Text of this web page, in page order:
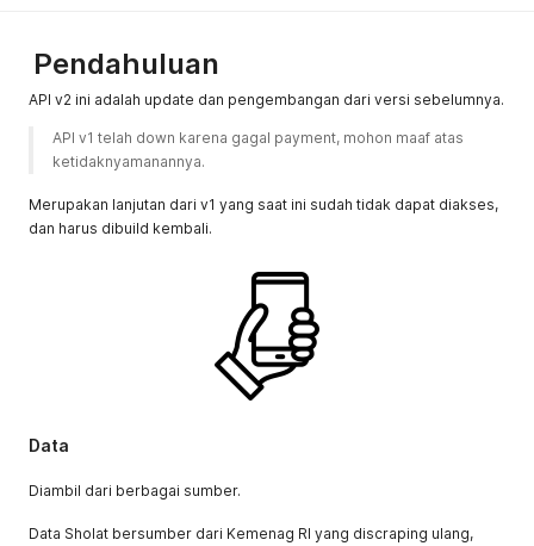
Pendahuluan
API v2 ini adalah update dan pengembangan dari versi sebelumnya.
API v1 telah down karena gagal payment, mohon maaf atas
ketidaknyamanannya.
Merupakan lanjutan dari v1 yang saat ini sudah tidak dapat diakses,
dan harus dibuild kembali.
Data
Diambil dari berbagai sumber.
Data Sholat bersumber dari Kemenag RI yang discraping ulang,